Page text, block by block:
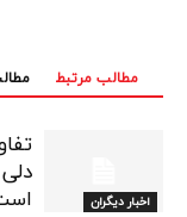
مطالب مرتبط
اخبار دیگران